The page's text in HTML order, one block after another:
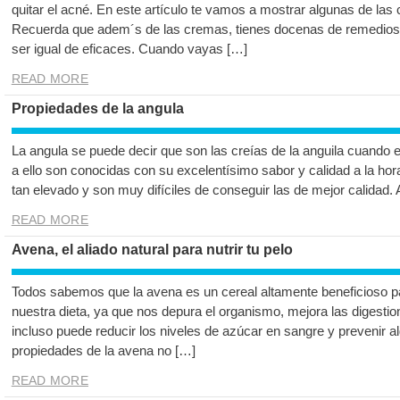
quitar el acné. En este artículo te vamos a mostrar algunas de
Recuerda que adem´s de las cremas, tienes docenas de
ser igual de eficaces. Cuando vayas […]
READ MORE
Propiedades de la angula
La angula se puede decir que son las creías de la anguila cuando
a ello son conocidas con su excelentísimo sabor y calidad a la
tan elevado y son muy difíciles de conseguir las de mejor
READ MORE
Avena, el aliado natural para nutrir tu pelo
Todos sabemos que la avena es un cereal altamente beneficioso
nuestra dieta, ya que nos depura el organismo, mejora las
incluso puede reducir los niveles de azúcar en sangre y prevenir
propiedades de la avena no […]
READ MORE